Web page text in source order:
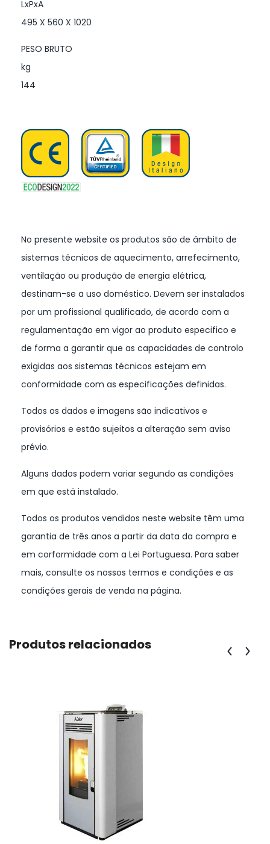
LxPxA
495 X 560 X 1020
PESO BRUTO
kg
144
No presente website os produtos são de âmbito de
sistemas técnicos de aquecimento, arrefecimento,
ventilação ou produção de energia elétrica,
destinam-se a uso doméstico. Devem ser instalados
por um profissional qualificado, de acordo com a
regulamentação em vigor ao produto especifico e
de forma a garantir que as capacidades de controlo
exigidas aos sistemas técnicos estejam em
conformidade com as especificações definidas.
Todos os dados e imagens são indicativos e
provisórios e estão sujeitos a alteração sem aviso
prévio.
Alguns dados podem variar segundo as condições
em que está instalado.
Todos os produtos vendidos neste website têm uma
garantia de três anos a partir da data da compra e
em corformidade com a Lei Portuguesa. Para saber
mais, consulte os nossos termos e condições e as
condições gerais de venda na página.
Produtos relacionados